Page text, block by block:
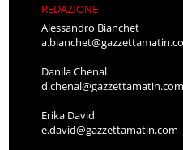
REDAZIONE
Alessandro Bianchet
Danila Chenal
d.chenal@gazzettamatin.com
Erika David
e.david@gazzettamatin.com